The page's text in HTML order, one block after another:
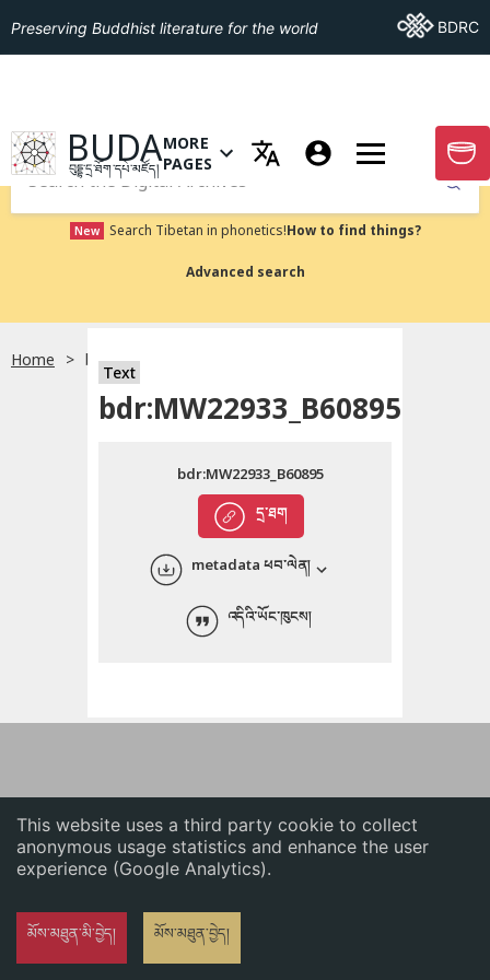
This website uses a third party cookie to collect
anonymous usage statistics and enhance the user
experience (Google Analytics).
མོས་མཐུན་མི་བྱེད། མོས་མཐུན་བྱེད།
English
ភាសាខ្មែរ
Preserving Buddhist literature for the world Go ToBDRC
GO TO HOMEPAGE
BUDA
བུདྡྷ་དྲ་ཐོག་དཔེ་མཛོད།
OPEN MENU OF MORE PAGES
MORE
PAGES
GO
Submit
New Search Tibetan in phonetics!How to find things?
Advanced search
Home bdr:MW22933_B60895
Text
bdr:MW22933_B60895
དྲ་ཐག
bdr:MW22933_B60895
metadata ཕབ་ལེན།
འདིའི་ཡོང་ཁུངས།